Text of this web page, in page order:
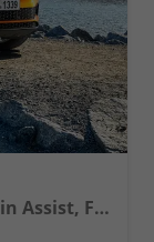
Extra LED Scheinwerfer, Light +Rain Assist, Front + Lane 8" Entertainment, ESP mit ABS, MSR, ASR, EDS, HBA, DSR, RBS, MKB,Climatronic, Parksensoren, Sitzhzg., 17" ALU uvm.